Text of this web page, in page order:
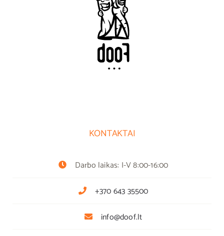
KONTAKTAI
Darbo laikas: I-V 8:00-16:00
+370 643 35500
info@doof.lt